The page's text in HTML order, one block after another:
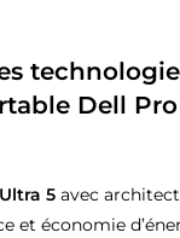
Dell
5 avec
et économie